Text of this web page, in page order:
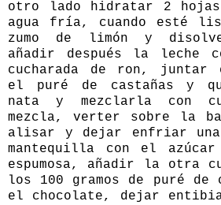
otro lado hidratar 2
agua fría, cuando esté
zumo de limón y
añadir después la leche
cucharada de ron, juntar
el puré de castañas y
nata y mezclarla con
mezcla, verter sobre la
alisar y dejar enfriar
mantequilla con el
espumosa, añadir la otra
los 100 gramos de puré
el chocolate, dejar